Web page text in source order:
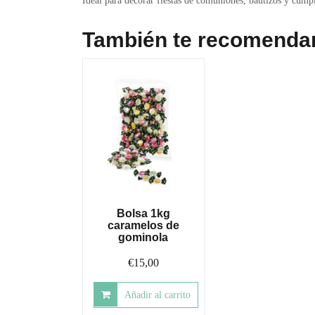
También te
Bolsa 1kg
caramelos de
gominola
€15,00
Añadir al carrito